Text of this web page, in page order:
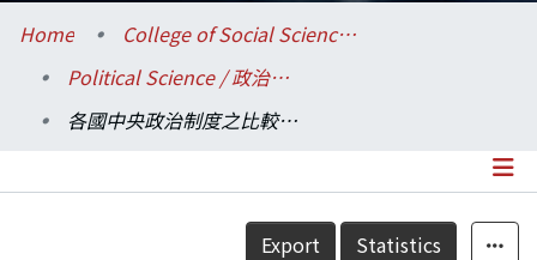
Communities & Collections
Research Outputs
Home
College of Social Sciences / 社會科學院
Political Science / 政治學系
各國中央政治制度之比較研究
Details
Export Statistics